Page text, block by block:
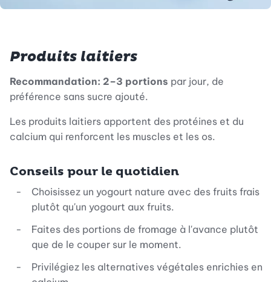
Produits laitiers
Recommandation: 2–3 portions par jour, de
préférence sans sucre ajouté.
Les produits laitiers apportent des protéines et du
calcium qui renforcent les muscles et les os.
Conseils pour le quotidien
Choisissez un yogourt nature avec des fruits frais
plutôt qu'un yogourt aux fruits.
Faites des portions de fromage à l'avance plutôt
que de le couper sur le moment.
Privilégiez les alternatives végétales enrichies en